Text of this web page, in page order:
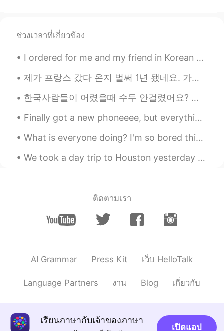
てます☺️
JP EN
難しい問題を抱えてますね。😣でもこの3
安そう？
Coco 2020.10.05 08:11
JP EN FR DE
休まらない日が続くことは辛いですね…遠
美味しいものを食べて、良く寝れますよう
2020.10.05 07:21
JP EN
大変だったね。
ช่วงเวลาที่เกี่ยวข้อง
I ordered for me and my friend in Korean at a restaurant for the first time. Usually I have someo...
제가 프랑스 갔다 온지 벌써 1년 됐네요. 가기 전에 어느 쪽으로 가면 좋을까 생각 많이 해봤어요. 뉴욕 사람이라서 파리처럼 큰 도시말고 프랑스 문화를 잘 체험 할 수 있는 ...
한국사람들이 어렸을때 수두 안걸렸어요? 어릴때 수두 안걸리면 성인 되어 대상포진 걸릴수있어서 되게 위험하네요. 어렸을때 일부러 수두 걸렸구요 근데 수두백신 오늘 처음 들었...
Finally got a new phoneeee, but everything got deleted 😫 please message me again 😊 Here's some ...
What is everyone doing? I'm so bored this evening 😏 my parents haven't came home yet, I think I'v...
We took a day trip to Houston yesterday to visit the aquarium with a friend of mine. Here are som...
ติดตามเรา
AI Grammar Press Kit เว็บ HelloTalk
Language Partners งาน Blog เกี่ยวกับ
เรียนภาษากับเจ้าของภาษา
เปิดแอป